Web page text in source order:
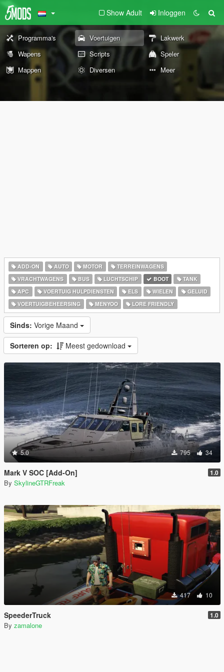
Show Adult Inloggen
Programma's Voertuigen
Lakwerk
Wapens
Scripts
Speler
Mappen
Diversen Meer
ADD-ON AUTO MOTOR
TERREINWAGENS
VRACHTWAGENS
BUS LUCHTSCHIP BOOT
TANK
APC
VOERTUIG HULPDIENSTEN ELS WIELEN
GELUID
VOERTUIGBEHEERSING
MENYOO LORE FRIENDLY
Sinds: Vorige Maand
Sorteren op: Meest gedownload
5.0 795 34
Mark V SOC [Add-On] 1.0
By SkylineGTRFreak
417 10
SpeederTruck 1.0
By zamalone